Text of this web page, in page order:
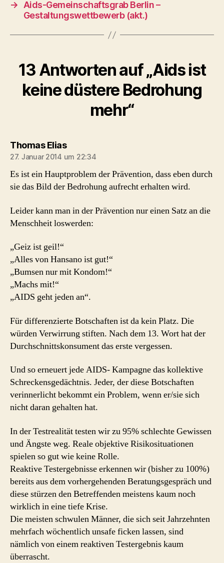
→
Aids-Gemeinschaftsgrab Berlin –
Gestaltungswettbewerb (akt.)
13 Antworten auf „Aids ist
keine düstere Bedrohung
mehr“
Thomas Eliassagt:
27. Januar 2014 um 22:34
Es ist ein Hauptproblem der Prävention, dass eben durch
sie das Bild der Bedrohung aufrecht erhalten wird.
Leider kann man in der Prävention nur einen Satz an die
Menschheit loswerden:
„Geiz ist geil!“
„Alles von Hansano ist gut!“
„Bumsen nur mit Kondom!“
„Machs mit!“
„AIDS geht jeden an“.
Für differenzierte Botschaften ist da kein Platz. Die
würden Verwirrung stiften. Nach dem 13. Wort hat der
Durchschnittskonsument das erste vergessen.
Und so erneuert jede AIDS- Kampagne das kollektive
Schreckensgedächtnis. Jeder, der diese Botschaften
verinnerlicht bekommt ein Problem, wenn er/sie sich
nicht daran gehalten hat.
In der Testrealität testen wir zu 95% schlechte Gewissen
und Ängste weg. Reale objektive Risikosituationen
spielen so gut wie keine Rolle.
Reaktive Testergebnisse erkennen wir (bisher zu 100%)
bereits aus dem vorhergehenden Beratungsgespräch und
diese stürzen den Betreffenden meistens kaum noch
wirklich in eine tiefe Krise.
Die meisten schwulen Männer, die sich seit Jahrzehnten
mehrfach wöchentlich unsafe ficken lassen, sind
nämlich von einem reaktiven Testergebnis kaum
überrascht.